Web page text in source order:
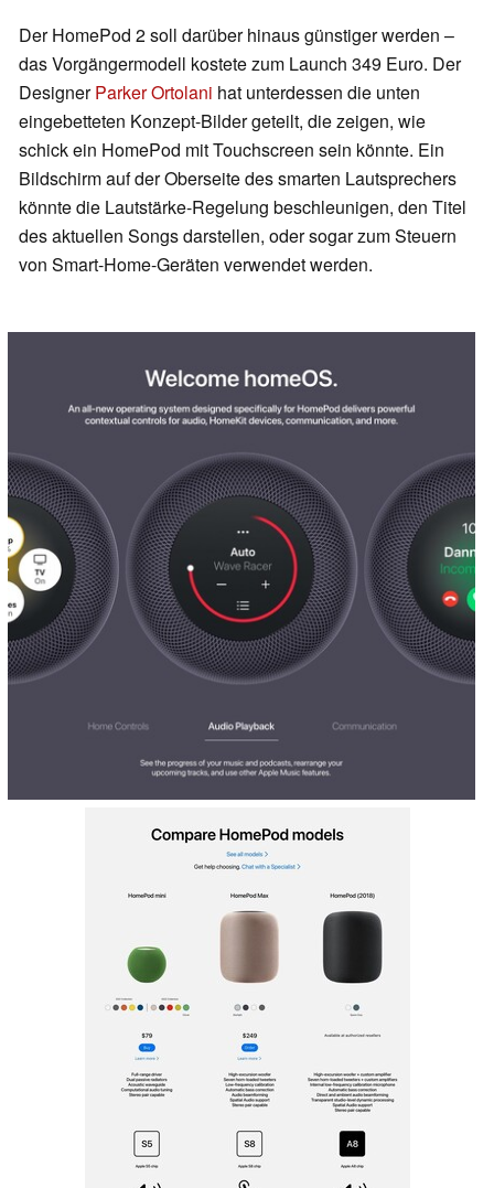
Der HomePod 2 soll darüber hinaus günstiger werden –
das Vorgängermodell kostete zum Launch 349 Euro. Der
DesignerParker Ortolani hat unterdessen die unten
eingebetteten Konzept-Bilder geteilt, die zeigen, wie
schick ein HomePod mit Touchscreen sein könnte. Ein
Bildschirm auf der Oberseite des smarten Lautsprechers
könnte die Lautstärke-Regelung beschleunigen, den Titel
des aktuellen Songs darstellen, oder sogar zum Steuern
von Smart-Home-Geräten verwendet werden.